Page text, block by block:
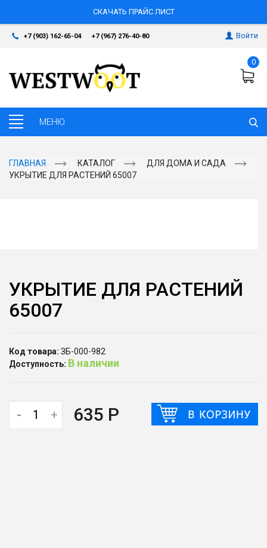
СКАЧАТЬ ПРАЙС ЛИСТ
+7 (903) 162-65-04 +7 (967) 276-40-80 Войти
0
ГЛАВНАЯ КАТАЛОГ
ДЛЯ ДОМА И САДА
УКРЫТИЕ ДЛЯ РАСТЕНИЙ 65007
УКРЫТИЕ ДЛЯ РАСТЕНИЙ
65007
Код товара: ЗБ-000-982
Доступность: В наличии
- + 635 Р